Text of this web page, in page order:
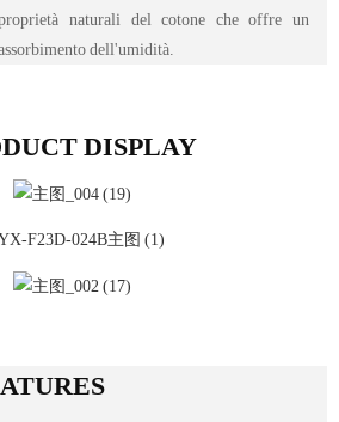
naturali del cotone che offre un
dell'umidità.
DISPLAY